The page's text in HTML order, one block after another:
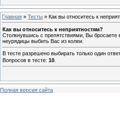
Главная » Тесты » Как вы относитесь к
Как вы относитесь к неприятностям?
Столкнувшись с препятствиями, Вы бросаете
неурядицы выбить Вас из колеи.
В тесте разрешено выбирать только один
Вопросов в тесте: 10
Полная версия сайта